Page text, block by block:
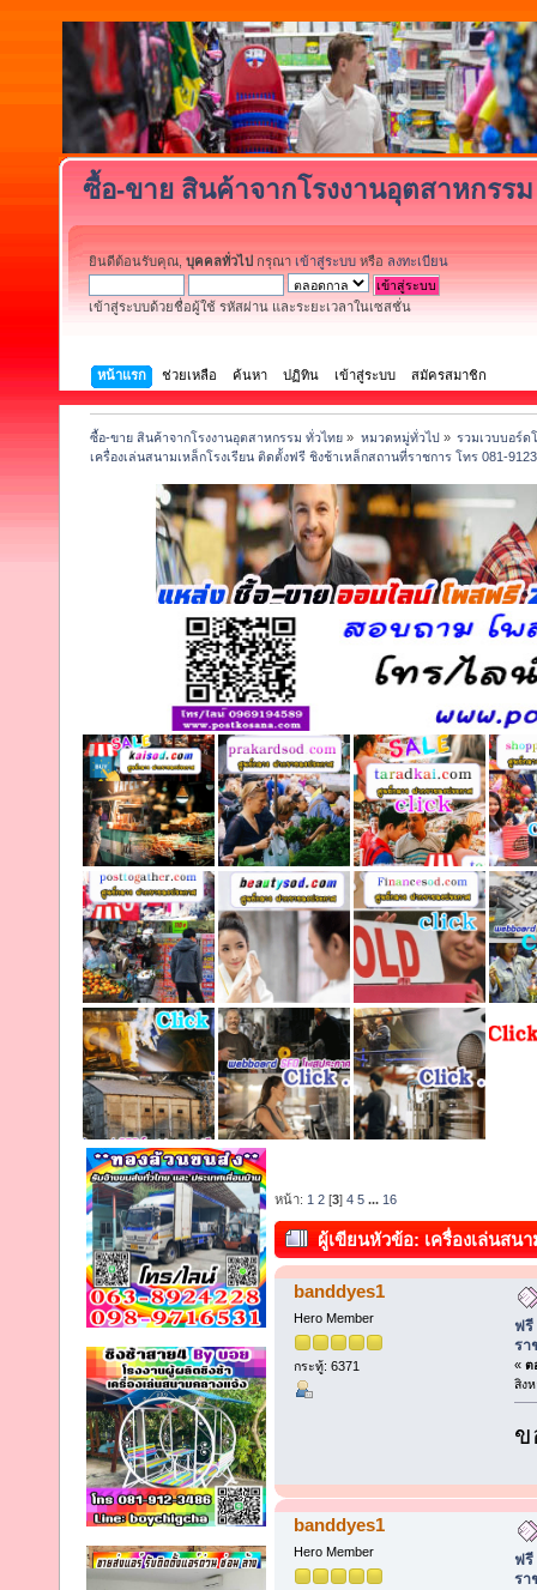
ซื้อ-ขาย สินค้าจากโรงงานอุตสาหกรร
ยินดีต้อนรับคุณ, บุคคลทั่วไป กรุณา เข้าสู่ระบบ หรือ ลงทะเบียน
เข้าสู่ระบบด้วยชื่อผู้ใช้ รหัสผ่าน และระยะเวลาในเซสชั่น
หน้าแรก ช่วยเหลือ ค้นหา ปฏิทิน เข้าสู่ระบบ สมัครสมาชิก
ซื้อ-ขาย สินค้าจากโรงงานอุตสาหกรรม ทั่วไทย » หมวดหมู่ทั่วไป» รวมเวบบอร์ด
เครื่องเล่นสนามเหล็กโรงเรียน ติดตั้งฟรี ชิงช้าเหล็กสถานที่ราชการ โทร 081-
หน้า: 1 2 [3] 4 5 ... 16
ผู้เขียนหัวข้อ: เครื่องเล่นสน
ที่ราชการ โทร 081-9123486 (อ่
banddyes1
Hero Member
กระทู้: 6371
ฟรี
รา
« ต
สิง
ข
banddyes1
Hero Member
ฟรี
รา